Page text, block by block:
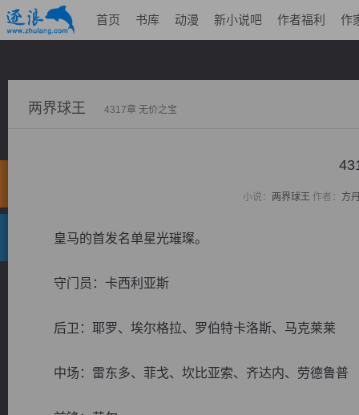
首页 书库 动漫 新小说吧 作者福利 作
两界球王 4317章 无价之宝
小说： 两界球王作者： 方
皇马的首发名单星光璀璨。
守门员：卡西利亚斯
后卫：耶罗、埃尔格拉、罗伯特卡洛斯、马克莱莱
中场：雷东多、菲戈、坎比亚索、齐达内、劳德鲁普